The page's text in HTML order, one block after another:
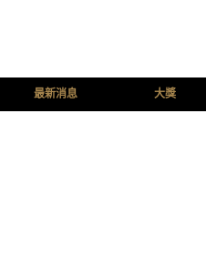
最新消息 大獎